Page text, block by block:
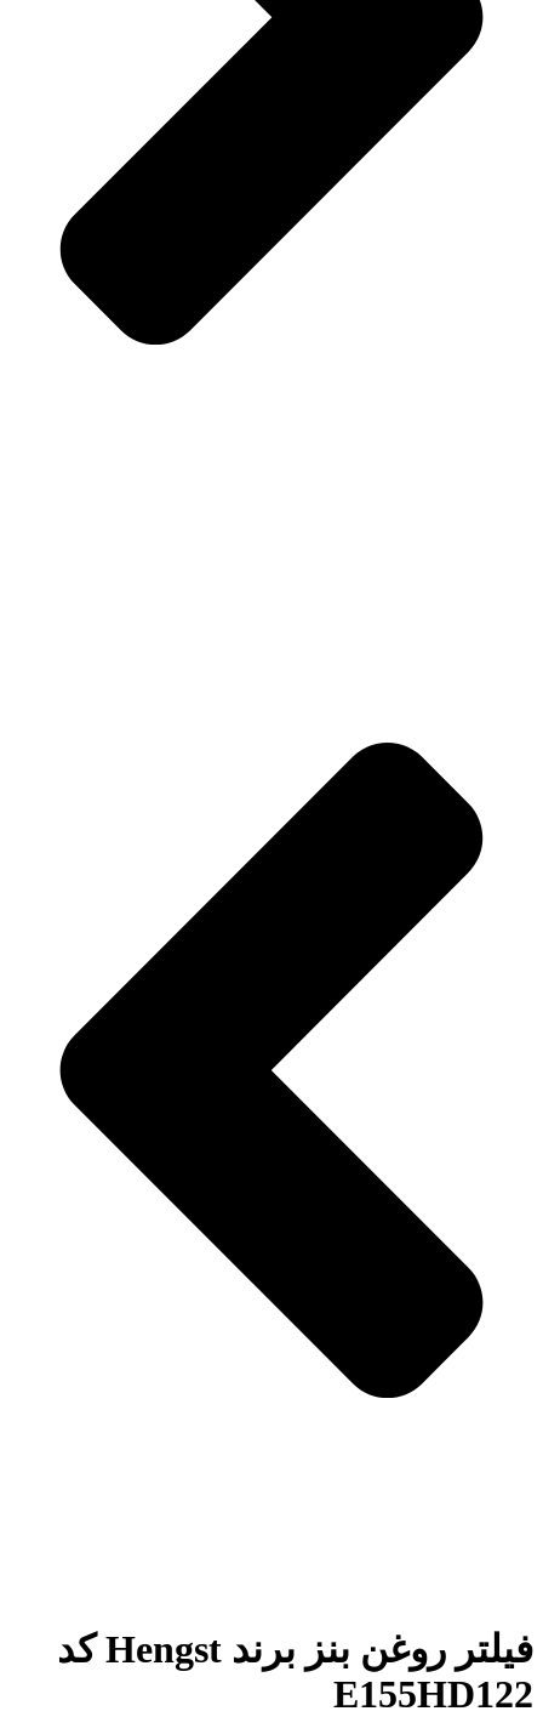
فیلتر روغن بنز برند Hengst کد
E155HD122